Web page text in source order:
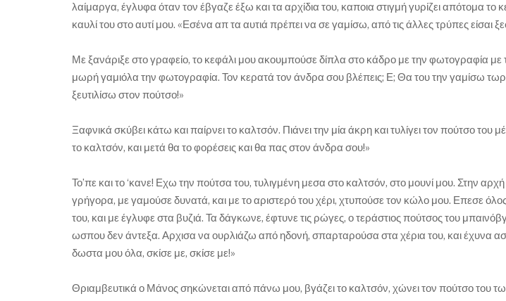
λαίμαργα, έγλυφα όταν τον έβγαζε έξω και τα αρχίδια του, καποια στιγμή γυρίζει απότομα το
καυλί του στο αυτί μου. «Εσένα απ τα αυτιά πρέπει να σε γαμίσω, από τις άλλες τρύπες είσαι
Με ξανάριξε στο γραφείο, το κεφάλι μου ακουμπούσε δίπλα στο κάδρο με την φωτογραφία με
μωρή γαμιόλα την φωτογραφία. Τον κερατά τον άνδρα σου βλέπεις; Ε; Θα του την γαμίσω
ξευτιλίσω στον πούτσο!»
Ξαφνικά σκύβει κάτω και παίρνει το καλτσόν. Πιάνει την μία άκρη και τυλίγει τον πούτσο
το καλτσόν, και μετά θα το φορέσεις και θα πας στον άνδρα σου!»
Το’πε και το ‘κανε! Εχω την πούτσα του, τυλιγμένη μεσα στο καλτσόν, στο μουνί μου. Στην αρχή
γρήγορα, με γαμούσε δυνατά, και με το αριστερό του χέρι, χτυπούσε τον κώλο μου. Επεσε
του, και με έγλυφε στα βυζιά. Τα δάγκωνε, έφτυνε τις ρώγες, ο τεράστιος πούτσος του
ωσπου δεν άντεξα. Αρχισα να ουρλιάζω από ηδονή, σπαρταρούσα στα χέρια του, και έχυνα
δωστα μου όλα, σκίσε με, σκίσε με!»
Θριαμβευτικά ο Μάνος σηκώνεται από πάνω μου, βγάζει το καλτσόν, χώνει τον πούτσο του